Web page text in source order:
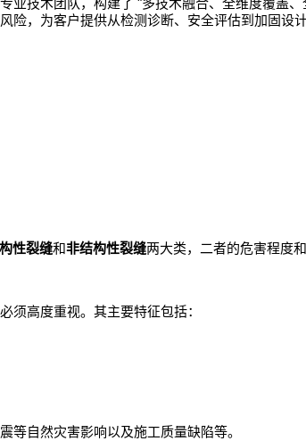
业技术团队，构建了 "多技术融合、全维度覆盖、
，为客户提供从检测诊断、安全评估到加固设
性裂缝和非结构性裂缝两大类，二者的危害程度
须高度重视。其主要特征包括：
等自然灾害影响以及施工质量缺陷等。